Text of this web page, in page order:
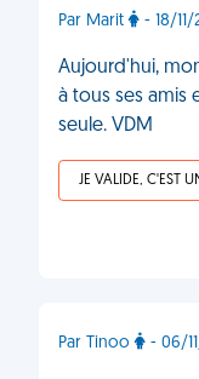
Par Marit - 18/
Aujourd'hui,
à tous ses amis
seule. VDM
JE VALIDE, C'EST
Par Tinoo - 06/